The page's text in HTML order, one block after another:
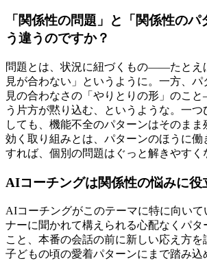
「関係性の問題」と「関係性の
う違うのですか？
問題とは、状況に紐づくもの――たとえ
見が合わない」というように。一方、
見の合わなさの「やりとりの形」のこ
う片方が黙り込む、というような。一
しても、機能不全のパターンはそのまま
効く取り組みとは、パターンのほうに働
すれば、個別の問題はぐっと解きやすく
AIコーチングは関係性の悩みに役
AIコーチングがこのテーマに特に向いて
ナーに聞かれて構えられる心配なくパタ
こと、本番の会話の前に新しい応え方を
子どもの頃の愛着パターンにまで踏み込